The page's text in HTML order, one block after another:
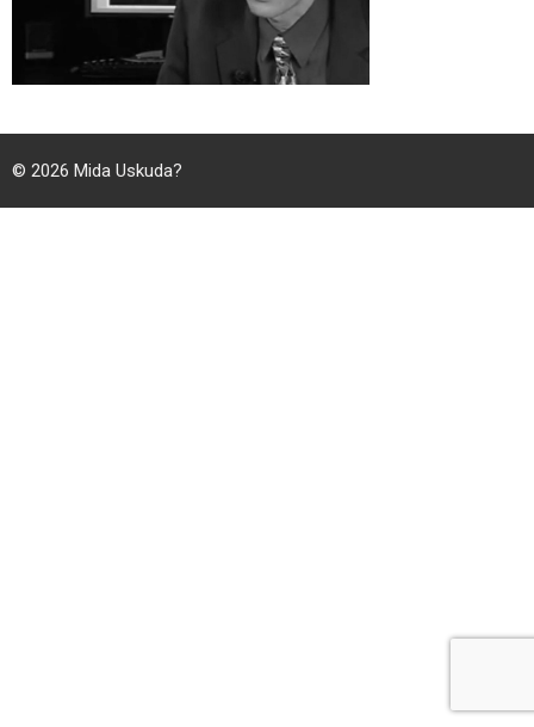
© 2026 Mida Uskuda?